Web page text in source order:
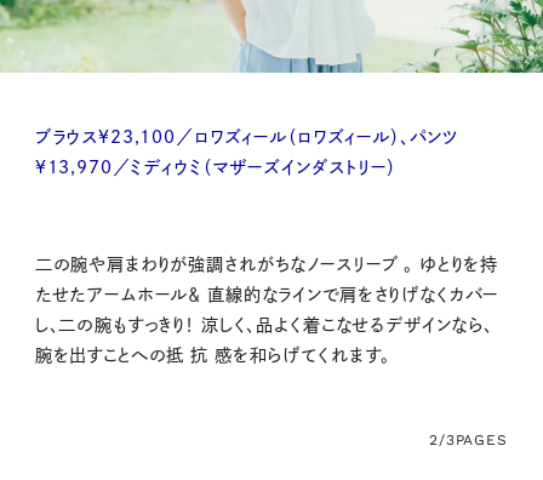
ブラウス¥23,100／ロワズィール（ロワズィール）、パンツ
¥13,970／ミディウミ（マザーズインダストリー）
二の腕や肩まわりが強調されがちなノースリーブ 。 ゆとりを持
たせたアームホール＆ 直線的なラインで肩をさりげなくカバー
し、二の腕もすっきり！ 涼しく、品よく着こなせるデザインなら、
腕を出すことへの抵 抗 感を和らげてくれます。
2/3PAGES